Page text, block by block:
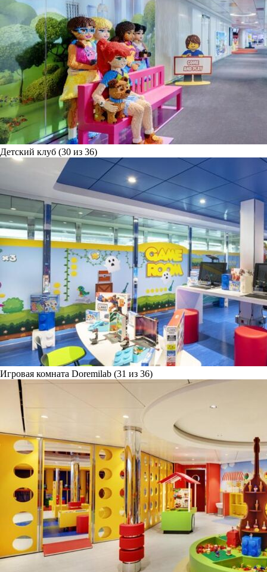
Детский клуб (30 из 36)
Игровая комната Doremilab (31 из 36)